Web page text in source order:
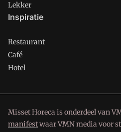
Lekker
Inspiratie
Restaurant
Café
Hotel
Misset Horeca is onderdeel van
manifestwaar VMN media voor